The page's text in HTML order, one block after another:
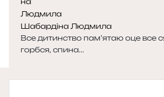
Шабардіна Людмила
Все дитинство пам’ятаю оце все
горбся, спина...